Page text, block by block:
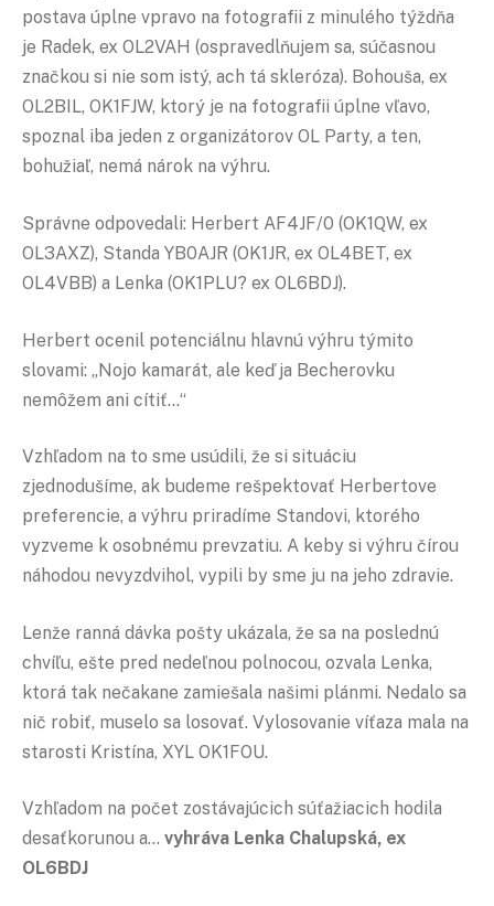
postava úplne vpravo na fotografii z minulého týždňa
je Radek, ex OL2VAH (ospravedlňujem sa, súčasnou
značkou si nie som istý, ach tá skleróza). Bohouša, ex
OL2BIL, OK1FJW, ktorý je na fotografii úplne vľavo,
spoznal iba jeden z organizátorov OL Party, a ten,
bohužiaľ, nemá nárok na výhru.
Správne odpovedali: Herbert AF4JF/0 (OK1QW, ex
OL3AXZ), Standa YB0AJR (OK1JR, ex OL4BET, ex
OL4VBB) a Lenka (OK1PLU? ex OL6BDJ).
Herbert ocenil potenciálnu hlavnú výhru týmito
slovami: „Nojo kamarát, ale keď ja Becherovku
nemôžem ani cítiť…“
Vzhľadom na to sme usúdili, že si situáciu
zjednodušíme, ak budeme rešpektovať Herbertove
preferencie, a výhru priradíme Standovi, ktorého
vyzveme k osobnému prevzatiu. A keby si výhru čírou
náhodou nevyzdvihol, vypili by sme ju na jeho zdravie.
Lenže ranná dávka pošty ukázala, že sa na poslednú
chvíľu, ešte pred nedeľnou polnocou, ozvala Lenka,
ktorá tak nečakane zamiešala našimi plánmi. Nedalo sa
nič robiť, muselo sa losovať. Vylosovanie víťaza mala na
starosti Kristína, XYL OK1FOU.
Vzhľadom na počet zostávajúcich súťažiacich hodila
desaťkorunou a… vyhráva Lenka Chalupská, ex
OL6BDJ